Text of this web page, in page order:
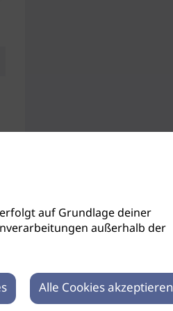
auf Grundlage deiner
außerhalb der
Alle Cookies akzeptieren